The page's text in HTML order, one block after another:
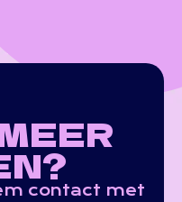
contact met